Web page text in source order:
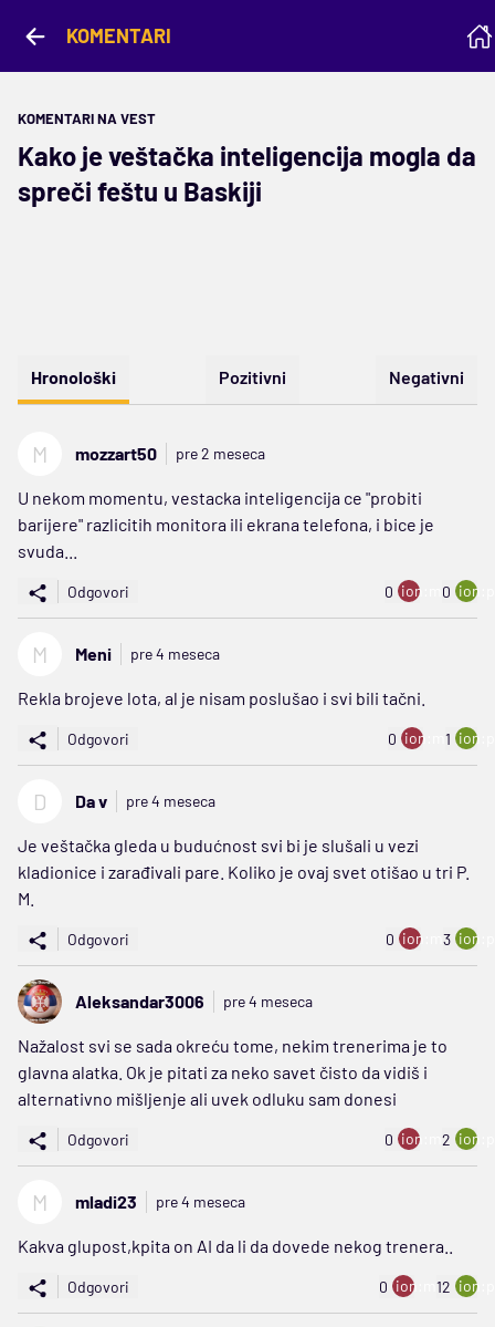
KOMENTARI
KOMENTARI NA VEST
Kako je veštačka inteligencija mogla da
spreči feštu u Baskiji
Hronološki Pozitivni Negativni
M mozzart50 pre 2 meseca
U nekom momentu, vestacka inteligencija ce "probiti
barijere" razlicitih monitora ili ekrana telefona, i bice je
svuda...
Odgovori 0 ion:minus
0
M Meni pre 4 meseca
Rekla brojeve lota, al je nisam poslušao i svi bili tačni.
Odgovori 0 ion:minus
1
D Da v pre 4 meseca
Je veštačka gleda u budućnost svi bi je slušali u vezi
kladionice i zarađivali pare. Koliko je ovaj svet otišao u tri P.
M.
Odgovori 0 ion:minus
3
Aleksandar3006 pre 4 meseca
Nažalost svi se sada okreću tome, nekim trenerima je to
glavna alatka. Ok je pitati za neko savet čisto da vidiš i
alternativno mišljenje ali uvek odluku sam donesi
Odgovori 0 ion:minus
2
M mladi23 pre 4 meseca
Kakva glupost,kpita on AI da li da dovede nekog trenera..
Odgovori 0 ion:minus
12